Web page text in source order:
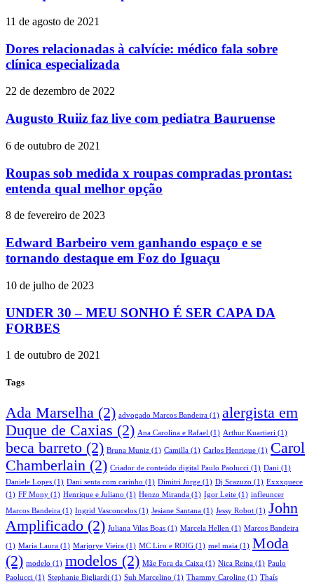
11 de agosto de 2021
Dores relacionadas à calvície: médico fala sobre
clínica especializada
22 de dezembro de 2022
Augusto Ruiiz faz live com pediatra Bauruense
6 de outubro de 2021
Roupas sob medida x roupas compradas prontas:
entenda qual melhor opção
8 de fevereiro de 2023
Edward Barbeiro vem ganhando espaço e se
tornando destaque em Foz do Iguaçu
10 de julho de 2023
UNDER 30 – MEU SONHO É SER CAPA DA
FORBES
1 de outubro de 2021
Tags
Ada Marselha (2) advogado Marcos Bandeira (1) alergista em
Duque de Caxias (2) Ana Carolina e Rafael (1) Arthur Kuartieri (1)
beca barreto (2) Bruna Muniz (1) Camilla (1) Carlos Henrique (1) Carol
Chamberlain (2) Criador de conteúdo digital Paulo Paolucci (1) Dani (1)
Daniele Lopes (1) Dani senta com carinho (1) Dimitri Jorge (1) Dj Scazuzo (1) Exxxquece
(1) FF Mony (1) Henrique e Juliano (1) Henzo Miranda (1) Igor Leite (1) infleuncer
Marcos Bandeira (1) Ingrid Vasconcelos (1) Jesiane Santana (1) Jessy Robot (1) John
Amplificado (2) Juliana Vilas Boas (1) Marcela Hellen (1) Marcos Bandeira
(1) Maria Laura (1) Marjorye Vieira (1) MC Liro e ROIG (1) mel maia (1) Moda
(2) modelo (1) modelos (2) Mãe Fora da Caixa (1) Nica Reina (1) Paulo
Paolucci (1) Stephanie Bigliardi (1) Suh Marcelino (1) Thammy Caroline (1) Thaís